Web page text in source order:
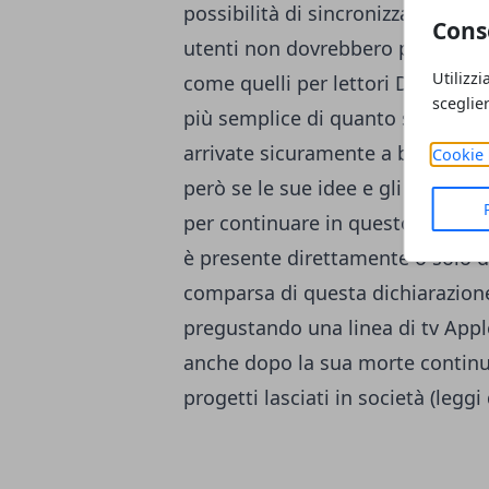
Cookie
possibilità di sincronizzazione
utenti non dovrebbero più avere
come quelli per lettori DVD o
più semplice di quanto si possa
arrivate sicuramente a breve
però se le sue idee e gli
per continuare in questo nuovo
è presente direttamente o solo
comparsa di questa
pregustando una linea di tv
anche dopo la sua morte
progetti lasciati in società (leggi